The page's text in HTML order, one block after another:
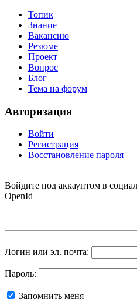
Топик
Знание
Вакансию
Резюме
Проект
Вопрос
Блог
Тема на форум
Авторизация
Войти
Регистрация
Восстановление пароля
Войдите под аккаунтом в
OpenId
Логин или эл. почта:
Пароль:
Запомнить меня